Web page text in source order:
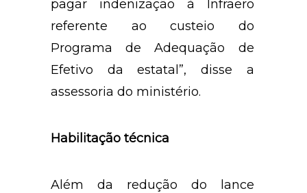
pagar indenização à Infraero
referente ao custeio do
Programa de Adequação de
Efetivo da estatal”, disse a
assessoria do ministério.
Habilitação técnica
Além da redução do lance